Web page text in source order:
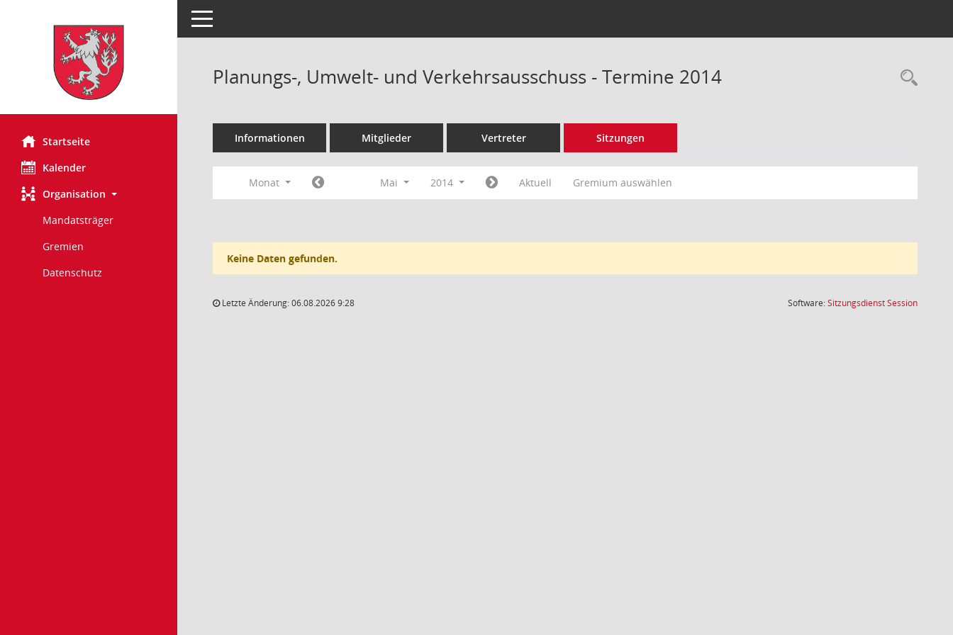
Startseite
Kalender
Organisation
Mandatsträger
Gremien
Datenschutz
Toggle navigation
Planungs-, Umwelt- und Verkehrsausschuss - Termine 2014
Informationen Mitglieder Vertreter Sitzungen
Monat Mai 2014 Aktuell Gremium auswählen
Keine Daten gefunden.
Letzte Änderung: 06.08.2026 9:28 Software:SitzungsdienstSession(Wird in